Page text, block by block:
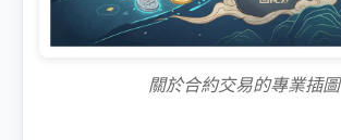
關於合約交易的專業插圖